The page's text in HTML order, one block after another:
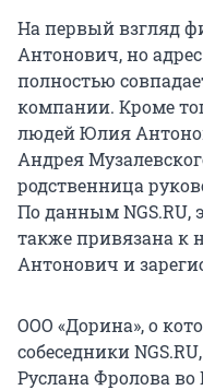
На первый взгляд
Антонович, но
полностью
компании. Кроме
людей Юлия
Андрея
родственница
По данным
также привязана к
Антонович и
ООО «Дорина», о
собеседники
Руслана Фролова